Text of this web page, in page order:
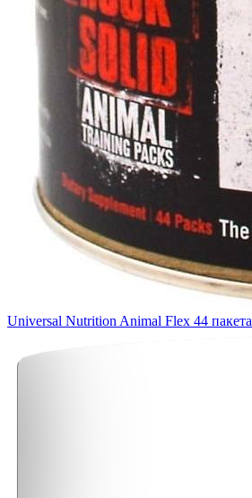
Universal Nutrition Animal Flex 44 пакета